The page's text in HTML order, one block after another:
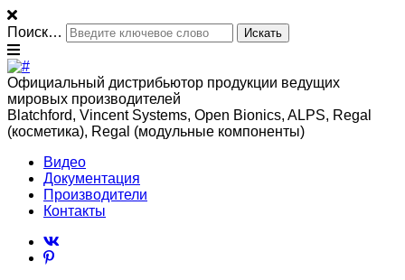
Поиск…
Официальный дистрибьютор продукции ведущих
мировых производителей
Blatchford, Vincent Systems, Open Bionics, ALPS, Regal
(косметика), Regal (модульные компоненты)
Видео
Документация
Производители
Контакты